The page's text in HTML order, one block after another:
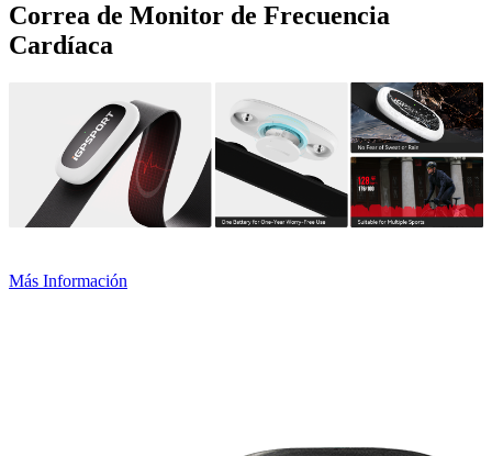
Correa de Monitor de Frecuencia
Cardíaca
Más Información